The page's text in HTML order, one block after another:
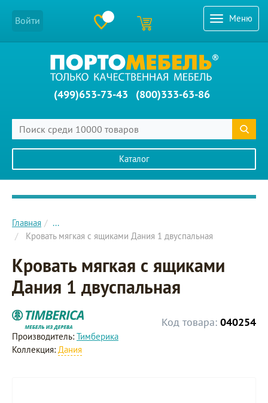
Меню
Войти
(499)653-73-43 (800)333-63-86
Каталог
Главное меню сайта
Главная
...
Кровать мягкая с ящиками Дания 1 двуспальная
Кровать мягкая с ящиками
Дания 1 двуспальная
Код товара: 040254
Производитель: Тимберика
Коллекция: Дания